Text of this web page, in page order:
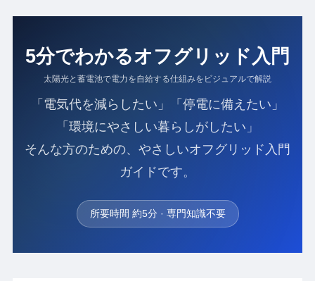
5分でわかるオフグリッド入門
太陽光と蓄電池で電力を自給する仕組みをビジュアルで解説
「電気代を減らしたい」「停電に備えたい」
「環境にやさしい暮らしがしたい」
そんな方のための、やさしいオフグリッド入門
ガイドです。
所要時間 約5分 · 専門知識不要